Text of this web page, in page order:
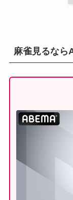
麻雀見るなら